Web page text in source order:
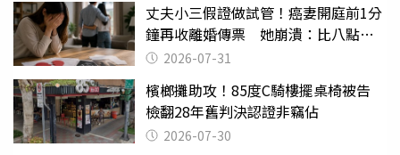
丈夫小三假證做試管！癌妻開庭前1分
鐘再收離婚傳票 她崩潰：比八點檔
還扯2026-07-31
檳榔攤助攻！85度C騎樓擺桌椅被告
檢翻28年舊判決認證非竊佔
2026-07-30